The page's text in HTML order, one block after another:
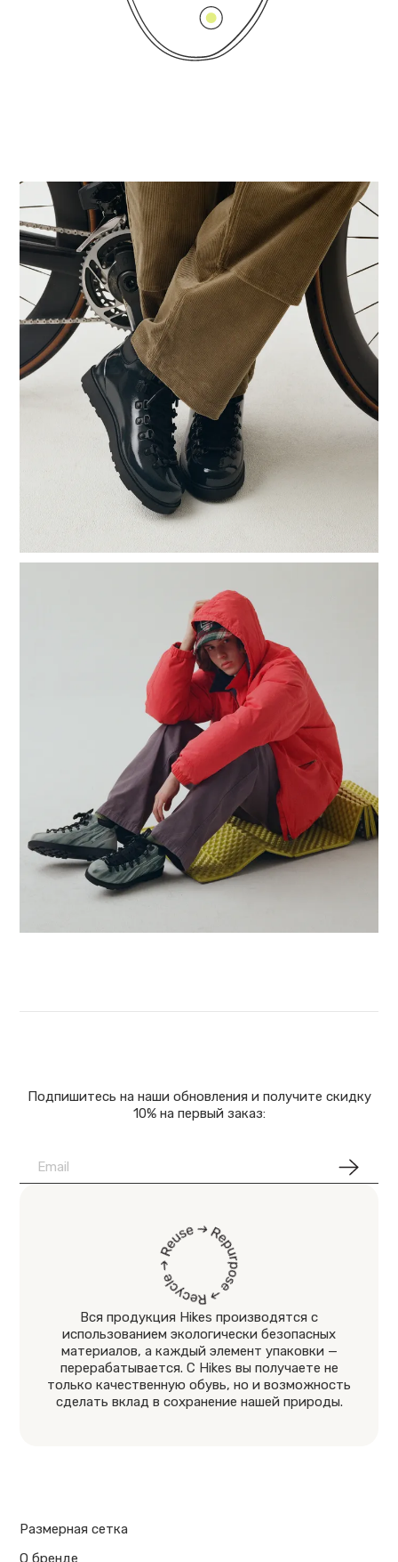
Размерная сетка
О бренде
Подпишитесь на наши обновления и получите скидку
10% на первый заказ:
Вся продукция Hikes производятся с
использованием экологически безопасных
материалов, а каждый элемент упаковки —
перерабатывается. С Hikes вы получаете не
только качественную обувь, но и возможность
сделать вклад в сохранение нашей природы.